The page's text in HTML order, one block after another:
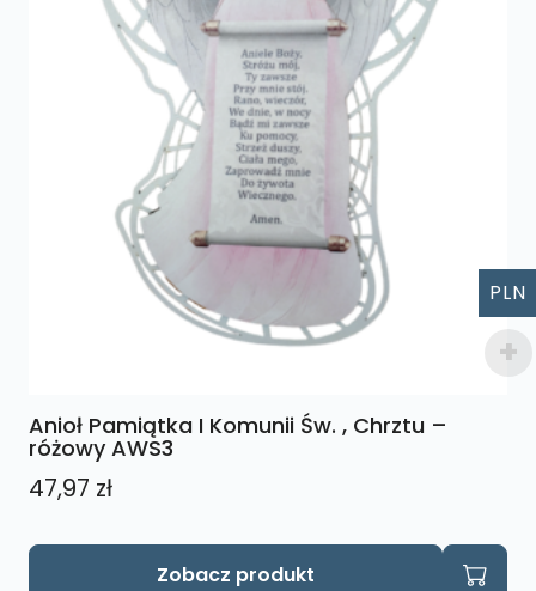
Anioł Pamiątka I Komunii Św. , Chrztu –
różowy AWS3
47,97 zł
Zobacz produkt
PLN